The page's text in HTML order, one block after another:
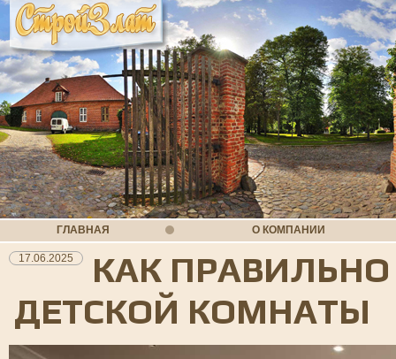
ГЛАВНАЯ О КОМПАНИИ
17.06.2025
КАК
ДЕТСКОЙ КОМНАТЫ